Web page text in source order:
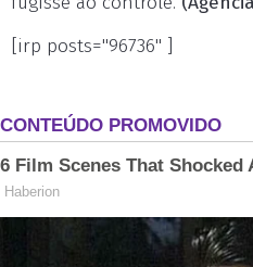
[irp posts="96736" ]